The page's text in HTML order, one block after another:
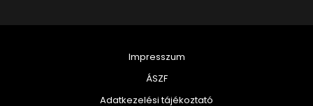
Impresszum
ÁSZF
Adatkezelési tájékoztató